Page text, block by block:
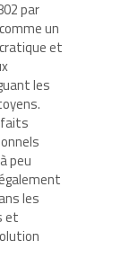
par
un
et
les
peu
les
et